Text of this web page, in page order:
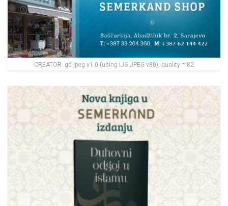
CREATOR: gd-jpeg v1.0 (using IJG JPEG v80), quality = 82